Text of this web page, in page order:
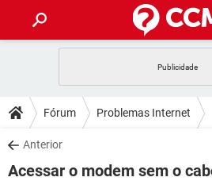
CELULAR
OUTLOOK
INSTAGRAM
DICAS
JOGOS
DOWNLOADS
JOGOS
Fórum Problemas Internet
Anterior
Acessar o modem sem o